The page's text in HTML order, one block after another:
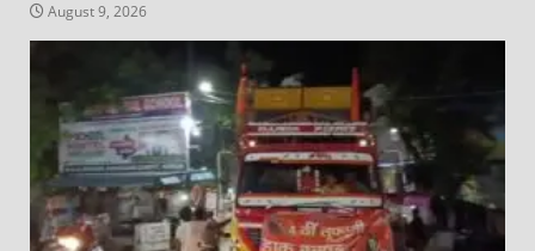
August 9, 2026